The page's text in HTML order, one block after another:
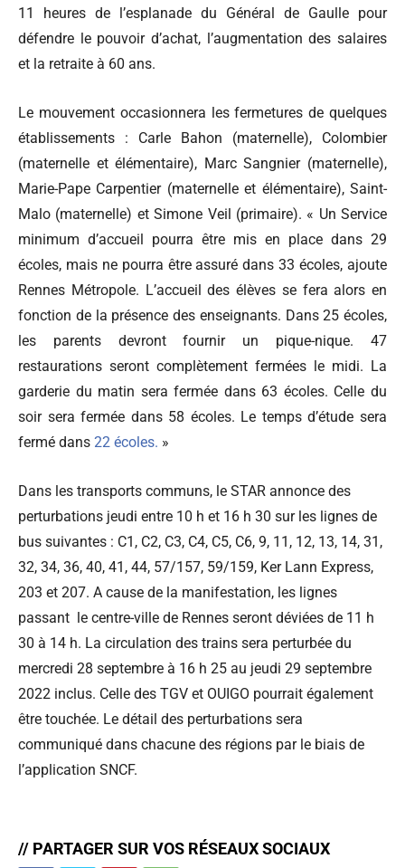
11 heures de l’esplanade du Général de Gaulle pour
défendre le pouvoir d’achat, l’augmentation des salaires
et la retraite à 60 ans.
Le mouvement occasionnera les fermetures de quelques
établissements : Carle Bahon (maternelle), Colombier
(maternelle et élémentaire), Marc Sangnier (maternelle),
Marie-Pape Carpentier (maternelle et élémentaire), Saint-
Malo (maternelle) et Simone Veil (primaire). « Un Service
minimum d’accueil pourra être mis en place dans 29
écoles, mais ne pourra être assuré dans 33 écoles, ajoute
Rennes Métropole. L’accueil des élèves se fera alors en
fonction de la présence des enseignants. Dans 25 écoles,
les parents devront fournir un pique-nique. 47
restaurations seront complètement fermées le midi. La
garderie du matin sera fermée dans 63 écoles. Celle du
soir sera fermée dans 58 écoles. Le temps d’étude sera
fermé dans 22 écoles. »
Dans les transports communs, le STAR annonce des
perturbations jeudi entre 10 h et 16 h 30 sur les lignes de
bus suivantes : C1, C2, C3, C4, C5, C6, 9, 11, 12, 13, 14, 31,
32, 34, 36, 40, 41, 44, 57/157, 59/159, Ker Lann Express,
203 et 207. A cause de la manifestation, les lignes
passant le centre-ville de Rennes seront déviées de 11 h
30 à 14 h. La circulation des trains sera perturbée du
mercredi 28 septembre à 16 h 25 au jeudi 29 septembre
2022 inclus. Celle des TGV et OUIGO pourrait également
être touchée. Le détail des perturbations sera
communiqué dans chacune des régions par le biais de
l’application SNCF.
// PARTAGER SUR VOS RÉSEAUX SOCIAUX